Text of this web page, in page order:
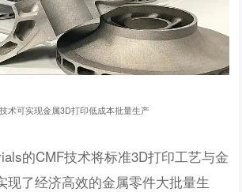
术可实现金属3D打印低成本批量生产
的CMF技术将标准3D打印工艺与金
现了经济高效的金属零件大批量生